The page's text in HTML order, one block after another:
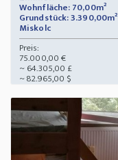
Wohnfläche: 70,00m²
Grundstück: 3.390,00m²
Miskolc
Preis:
75.000,00 €
~ 64.305,00 £
~ 82.965,00 $